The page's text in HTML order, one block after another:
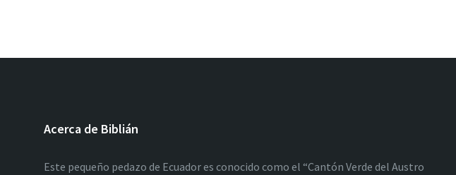
Acerca de Biblián
Este pequeño pedazo de Ecuador es conocido como el “Cantón Verde del Austro